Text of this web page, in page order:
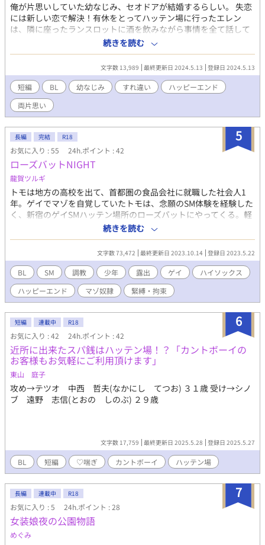
俺が片思いしていた幼なじみ、セオドアが結婚するらしい。 失恋
には新しい恋で解決！有休をとってハッテン場に行ったエレン
は、隣に座ったランスロットに酒を飲みながら事情を全て話して
いた。すると、エレンの片思い相手であり、失恋相手でもあるセ
オドアがやってきて……？ 「俺たち付き合ってたないだろ」
「……本気で言ってるのか？」 不器用すぎてアプローチしても気
づかれなかった攻め×叶わない恋を諦めようと他の男抱かれよう
とした受け ※受けが酔っ払ってるシーンではひらがな表記や子供
のような発言をします
続きを読む
文字数 13,989 最終更新日 2024.5.13 登録日 2024.5.13
短編 BL 幼なじみ すれ違い
ハッピーエンド
両片思い
5
長編 完結 R18
お気に入り : 55 24h.ポイント : 42
ローズバットNIGHT
龍賀ツルギ
トモは地方の高校を出て、首都圏の食品会社に就職した社会人1
年。ゲイでマゾを自覚していたトモは、念願のSM体験を経験した
く、新宿のゲイSMハッテン場所のローズバットにやってくる。軽
い体験のみでいいと軽い気持ちでやって来たトモだが、ローズバ
ットはディープなゲイSMBARだった。一気にはまり込んでしまう
トモ！ トモはどうなってしまうのか？
続きを読む
文字数 73,472 最終更新日 2023.10.14 登録日 2023.5.22
BL SM 調教 少年 露出 ゲイ
ハイソックス
ハッピーエンド
マゾ奴隷 緊縛・拘束
6
短編 連載中 R18
お気に入り : 42 24h.ポイント : 42
近所に出来たスパ銭はハッテン場！？「カントボーイの
お客様もお気軽にご利用頂けます」
東山 庭子
攻め→テツオ 中西 哲夫(なかにし てつお) ３１歳 受け→シノ
ブ 遠野 志信(とおの しのぶ) ２９歳
文字数 17,759 最終更新日 2025.5.28 登録日 2025.5.27
BL 短編 ♡喘ぎ カントボーイ ハッテン場
7
長編 連載中 R18
お気に入り : 5 24h.ポイント : 28
女装娘夜の公園物語
めぐみ